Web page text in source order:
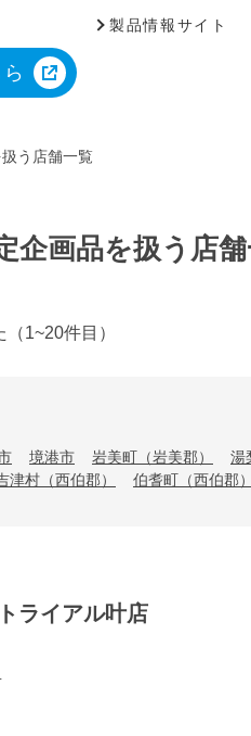
製品情報サイト
う店舗一覧
企画品を扱う店
（1~20件目）
境港市 岩美町（岩美郡） 湯
津村（西伯郡） 伯耆町（西伯郡）
ライアル叶店